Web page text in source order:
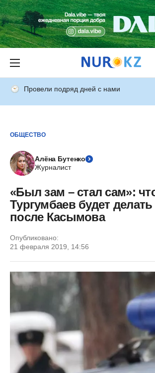
Провели подряд дней с нами
ОБЩЕСТВО
Алёна Бутенко
Журналист
«Был зам – стал сам»:
Тургумбаев будет
после Касымова
Опубликовано:
21 февраля 2019, 14:56